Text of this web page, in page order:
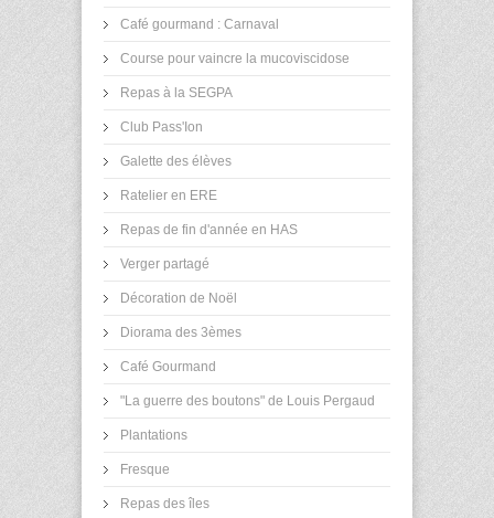
Café gourmand : Carnaval
Course pour vaincre la mucoviscidose
Repas à la SEGPA
Club Pass'Ion
Galette des élèves
Ratelier en ERE
Repas de fin d'année en HAS
Verger partagé
Décoration de Noël
Diorama des 3èmes
Café Gourmand
"La guerre des boutons" de Louis Pergaud
Plantations
Fresque
Repas des îles